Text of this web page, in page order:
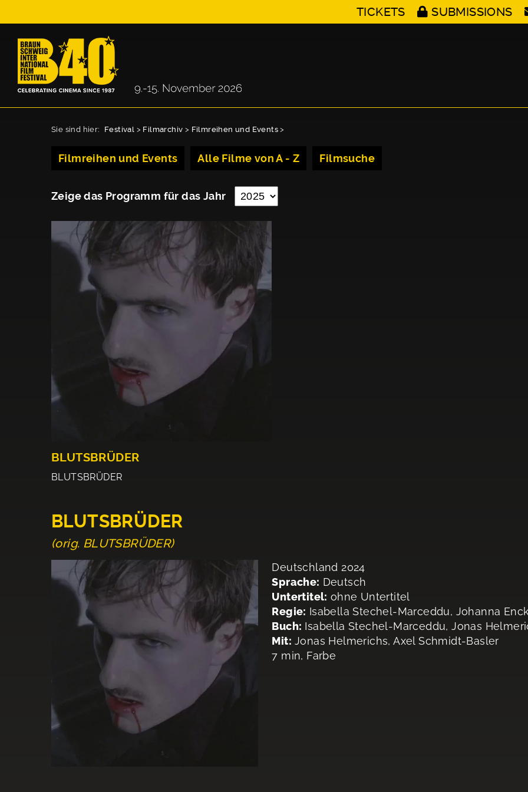
TICKETS SUBMISSIONS
Sie sind hier: Festival > Filmarchiv > Filmreihen und Events >
Filmreihen und Events Alle Filme von A - Z Filmsuche
Zeige das Programm für das Jahr
BLUTSBRÜDER
BLUTSBRÜDER
BLUTSBRÜDER
(orig. BLUTSBRÜDER)
Deutschland 2024
Sprache: Deutsch
Untertitel: ohne Untertitel
Regie: Isabella Stechel-Marceddu, Johanna
Buch: Isabella Stechel-Marceddu, Jonas
Mit: Jonas Helmerichs, Axel Schmidt-Basler
7 min, Farbe